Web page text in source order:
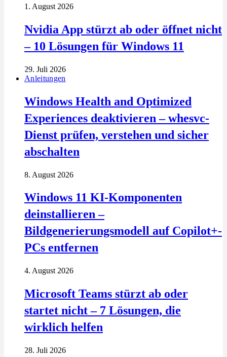
1. August 2026
Nvidia App stürzt ab oder öffnet nicht
– 10 Lösungen für Windows 11
29. Juli 2026
Anleitungen
Windows Health and Optimized
Experiences deaktivieren – whesvc-
Dienst prüfen, verstehen und sicher
abschalten
8. August 2026
Windows 11 KI-Komponenten
deinstallieren –
Bildgenerierungsmodell auf Copilot+-
PCs entfernen
4. August 2026
Microsoft Teams stürzt ab oder
startet nicht – 7 Lösungen, die
wirklich helfen
28. Juli 2026